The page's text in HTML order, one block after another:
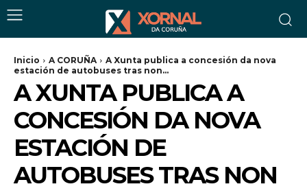
Inicio A CORUÑA
A Xunta publica a concesión da nova
estación de autobuses tras non...
A XUNTA PUBLICA A
CONCESIÓN DA NOVA
ESTACIÓN DE
AUTOBUSES TRAS NON